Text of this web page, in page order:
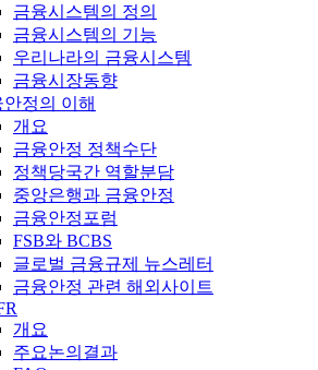
금융시스템의 정의
금융시스템의 기능
우리나라의 금융시스템
금융시장동향
안정의 이해
개요
금융안정 정책수단
정책당국간 역할분담
중앙은행과 금융안정
금융안정포럼
FSB와 BCBS
글로벌 금융규제 뉴스레터
금융안정 관련 해외사이트
개요
주요논의결과